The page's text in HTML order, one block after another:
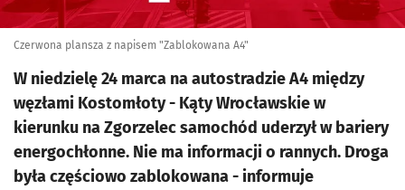
Czerwona plansza z napisem "Zablokowana A4"
W niedzielę 24 marca na autostradzie A4 między
węzłami Kostomłoty - Kąty Wrocławskie w
kierunku na Zgorzelec samochód uderzył w bariery
energochłonne. Nie ma informacji o rannych. Droga
była częściowo zablokowana - informuje